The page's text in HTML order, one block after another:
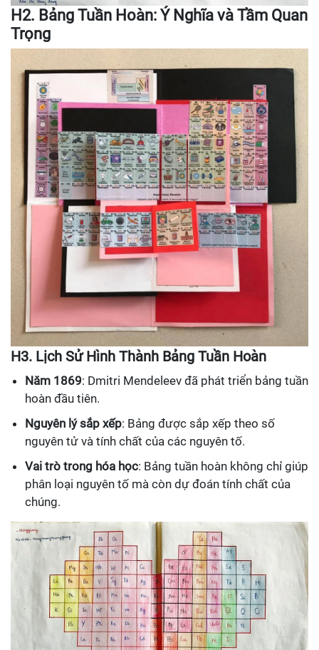
H2. Bảng Tuần Hoàn: Ý Nghĩa và Tầm Quan
Trọng
H3. Lịch Sử Hình Thành Bảng Tuần Hoàn
Năm 1869: Dmitri Mendeleev đã phát triển bảng tuần
hoàn đầu tiên.
Nguyên lý sắp xếp: Bảng được sắp xếp theo số
nguyên tử và tính chất của các nguyên tố.
Vai trò trong hóa học: Bảng tuần hoàn không chỉ giúp
phân loại nguyên tố mà còn dự đoán tính chất của
chúng.